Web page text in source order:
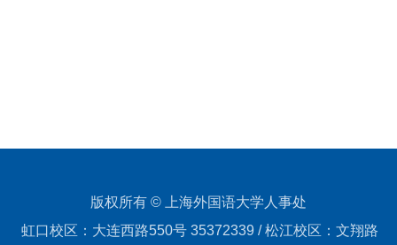
版权所有 © 上海外国语大学人事处
虹口校区：大连西路550号 35372339 / 松江校区：文翔路